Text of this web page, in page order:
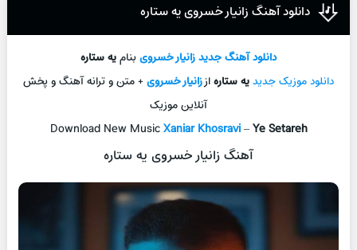
دانلود آهنگ زانیار خسروی یه ستاره
دانلود آهنگ جديدزانیار خسرویبنامیه ستاره
دانلود موزیک جديدیه ستارهاززانیار خسروی+ متن و ترانه آهنگ و پخش
آنلاين موزيک
Download New MusicXaniar Khosravi–Ye Setareh
آهنگ زانیار خسروی یه ستاره